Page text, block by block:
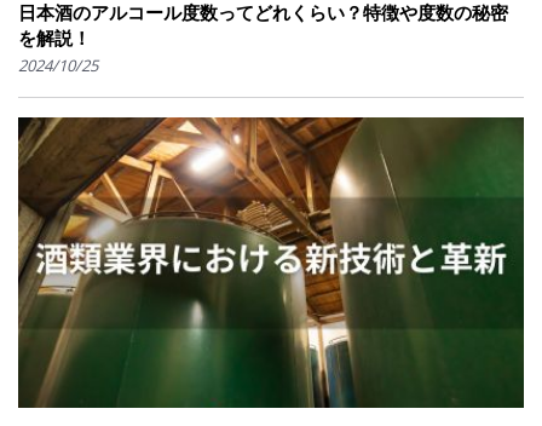
日本酒のアルコール度数ってどれくらい？特徴や度数の秘密
を解説！
2024/10/25